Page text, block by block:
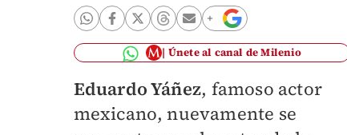
Únete al canal de Milenio
Eduardo Yáñez, famoso actor
mexicano, nuevamente se